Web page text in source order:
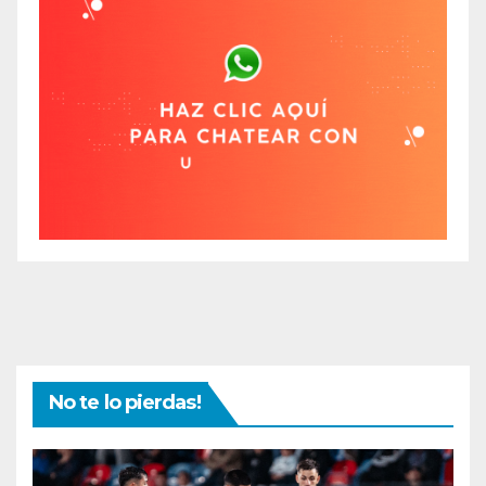
No te lo pierdas!